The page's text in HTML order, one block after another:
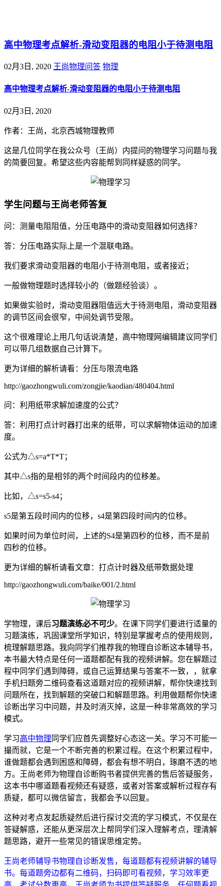
高中物理考点解析-滑动变阻器的电阻小于待测电阻
02月3日, 2020 王尚物理问答 物理
高中物理考点解析-滑动变阻器的电阻小于待测电阻
02月3日, 2020
作者：王尚，北京西城物理教师
这是几位同学在我公众号（王尚）内提问的物理学习问题与我
的简要回复。希望这些内容能帮到同样疑惑的同学。
学生问题与王尚老师答复
问：测量电阻阻值，分压电路中的滑动变阻器如何选择？
答：分压电路实际上是一个混联电路。
我们要求滑动变阻器的电阻小于待测电阻，或者接近；
一般做物理题时选择较小的（做题经验谈）。
如果做实验时，滑动变阻器阻值远大于待测电阻，滑动变阻器
的调节区间会很窄，中间处调节受限。
这个很难理论上用几句话说清楚，高中物理网编辑建议同学们
可以带几组数据自己计算下。
更为详细的解析请看：分压与限流电路
http://gaozhongwuli.com/zongjie/kaodian/480404.html
问：利用纸带求解加速度的公式？
答：利用打点计时器打出来的纸带，可以求解物体运动的加速
度。
公式为△s=a*T*T；
其中△s指的是相邻的两个时间段内的位移差。
比如，△s=s5-s4；
s5是第五段时间内的位移，s4是第四段时间内的位移。
如果时间为单位时间，上述的S4是第四秒的位移，而不是前
四秒的位移。
更为详细的解析请看文章：打点计时器及纸带数据处理
http://gaozhongwuli.com/baike/001/2.html
学物理，课后习题演练必不可少。在课下同学们要进行适量的
习题演练，巩固课堂所学知识，特别是掌握考点的使用规则，
梳理解题思路。我向同学们推荐我的物理自诊断这本辅导书，
本书最大特点是任何一道题都配有我的视频讲解。您在解题过
程中同学们遇到障碍，或自己运算结果与答案不一致，，就拿
手机扫题旁二维码查看这道题对应的视频讲解，帮你快速找到
问题所在，找到解题的突破口和解题思路。利用做题帮你快速
诊断出学习中问题，并及时消灭掉，这是一种非常高效的学习
模式。
学习高中物理 同学们应首先调整好心态这一关。学习不可能一
撮而就，它是一个不断完善的积累过程。在这个积累过程中，
谁做题都会遇到困惑和障碍，都会有想不明白，琢磨不透的地
方。王尚老师为物理自诊断购书者提供完善的售后答疑服务，
这本书中哪道题看视频还有疑惑，或者对答案或解析过程存有
质疑，都可以微信留言，我都会予以回复。
这种对考点发起质疑然后进行探讨交流的学习模式，不仅是在
答疑解惑，还能从更深层次上帮同学们深入理解考点，理清解
题思路，避开一些常见的错误思维定势。
王尚老师辅导书物理自诊断发售，每道题都有视频讲解的辅导
书。每道题旁边都有二维码，扫码即可看视频，学习效率更